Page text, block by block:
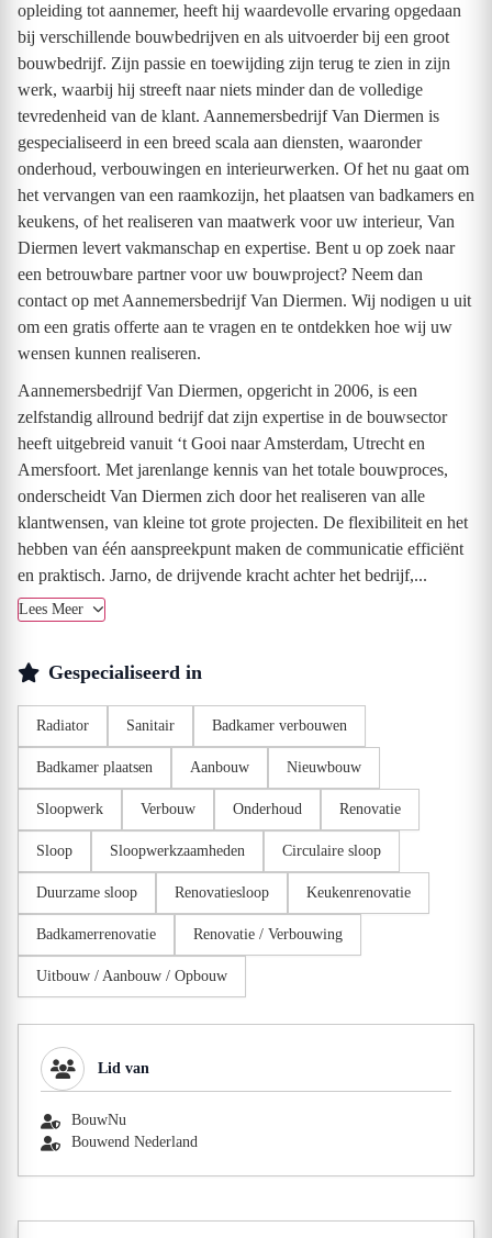
opleiding tot aannemer, heeft hij waardevolle ervaring opgedaan
bij verschillende bouwbedrijven en als uitvoerder bij een groot
bouwbedrijf. Zijn passie en toewijding zijn terug te zien in zijn
werk, waarbij hij streeft naar niets minder dan de volledige
tevredenheid van de klant. Aannemersbedrijf Van Diermen is
gespecialiseerd in een breed scala aan diensten, waaronder
onderhoud, verbouwingen en interieurwerken. Of het nu gaat om
het vervangen van een raamkozijn, het plaatsen van badkamers en
keukens, of het realiseren van maatwerk voor uw interieur, Van
Diermen levert vakmanschap en expertise. Bent u op zoek naar
een betrouwbare partner voor uw bouwproject? Neem dan
contact op met Aannemersbedrijf Van Diermen. Wij nodigen u uit
om een gratis offerte aan te vragen en te ontdekken hoe wij uw
wensen kunnen realiseren.
Aannemersbedrijf Van Diermen, opgericht in 2006, is een
zelfstandig allround bedrijf dat zijn expertise in de bouwsector
heeft uitgebreid vanuit ‘t Gooi naar Amsterdam, Utrecht en
Amersfoort. Met jarenlange kennis van het totale bouwproces,
onderscheidt Van Diermen zich door het realiseren van alle
klantwensen, van kleine tot grote projecten. De flexibiliteit en het
hebben van één aanspreekpunt maken de communicatie efficiënt
en praktisch. Jarno, de drijvende kracht achter het bedrijf,...
Lees Meer
Gespecialiseerd in
Radiator Sanitair Badkamer verbouwen
Badkamer plaatsen Aanbouw Nieuwbouw
Sloopwerk Verbouw Onderhoud Renovatie
Sloop Sloopwerkzaamheden Circulaire sloop
Duurzame sloop Renovatiesloop Keukenrenovatie
Badkamerrenovatie Renovatie / Verbouwing
Uitbouw / Aanbouw / Opbouw
Lid van
BouwNu
Bouwend Nederland